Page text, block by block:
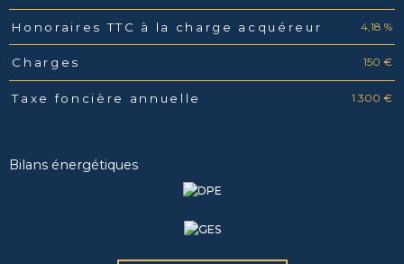
Honoraires TTC à la charge acquéreur 4,18 %
Charges 150 €
Taxe foncière annuelle 1 300 €
Bilans énergétiques